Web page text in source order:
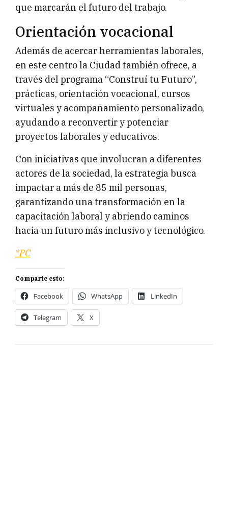
que marcarán el futuro del trabajo.
Orientación vocacional
Además de acercar herramientas laborales,
en este centro la Ciudad también ofrece, a
través del programa “Construí tu Futuro”,
prácticas, orientación vocacional, cursos
virtuales y acompañamiento personalizado,
ayudando a reconvertir y potenciar
proyectos laborales y educativos.
Con iniciativas que involucran a diferentes
actores de la sociedad, la estrategia busca
impactar a más de 85 mil personas,
garantizando una transformación en la
capacitación laboral y abriendo caminos
hacia un futuro más inclusivo y tecnológico.
*PC
Comparte esto:
Facebook WhatsApp LinkedIn
Telegram X